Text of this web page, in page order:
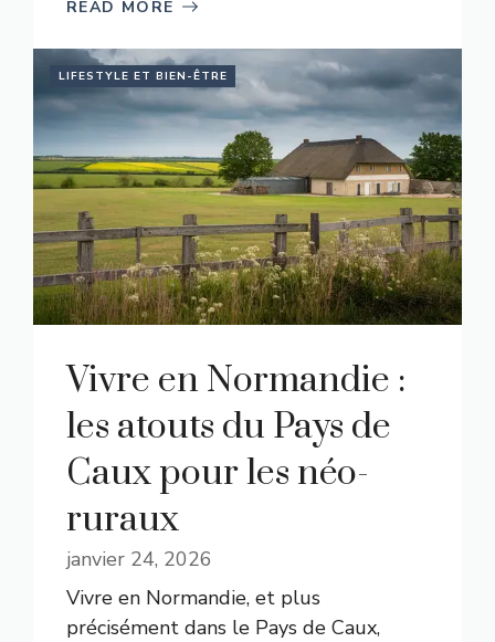
READ MORE
LIFESTYLE ET BIEN-ÊTRE
Vivre en Normandie :
les atouts du Pays de
Caux pour les néo-
ruraux
janvier 24, 2026
Vivre en Normandie, et plus
précisément dans le Pays de Caux,